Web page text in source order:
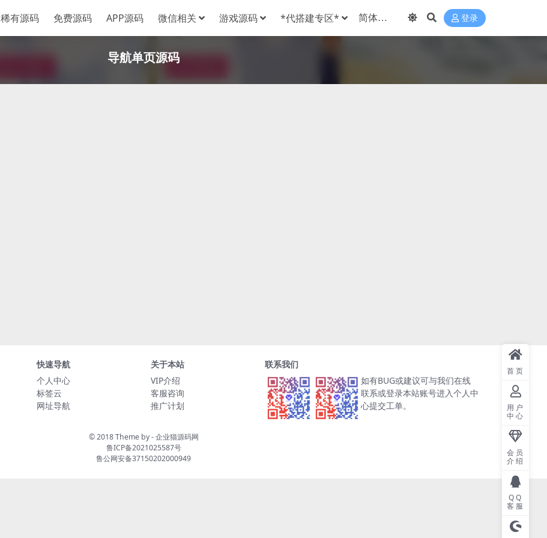
稀有源码 免费源码 APP源码 微信相关 游戏源码 *代搭建专区* 登录
导航单页源码
快速导航
个人中心
标签云
网址导航
关于本站
VIP介绍
客服咨询
推广计划
联系我们
如有BUG或建议可与我们在线
联系或登录本站账号进入个人中
心提交工单。
© 2018 Theme by -企业猫源码网
鲁ICP备2021025587号
鲁公网安备37150202000949
首页
用户
中心
会员
介绍
QQ
客服